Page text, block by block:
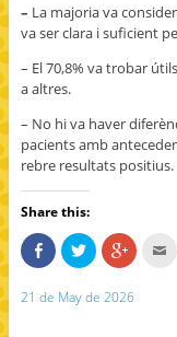
– La majoria va
va ser clara i suficient
– El 70,8% va trobar
a altres.
– No hi va haver
pacients amb
rebre resultats positius.
Share this:
S
h
e
C
l
k
C
l
k
21 de May de 2026